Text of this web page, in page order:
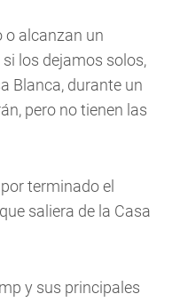
o alcanzan un
los dejamos solos,
Blanca, durante un
pero no tienen las
terminado el
saliera de la Casa
y sus principales